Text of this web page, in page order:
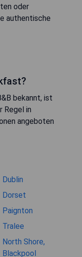
oder
authentische
bekannt, ist
Regel in
angeboten
Dublin
Dorset
Paignton
Tralee
North Shore,
Blackpool